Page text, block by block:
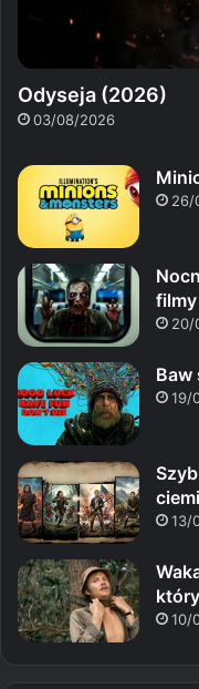
Odyseja (2026)
03/08/2026
26/
20/
Baw
19/
13/
10/